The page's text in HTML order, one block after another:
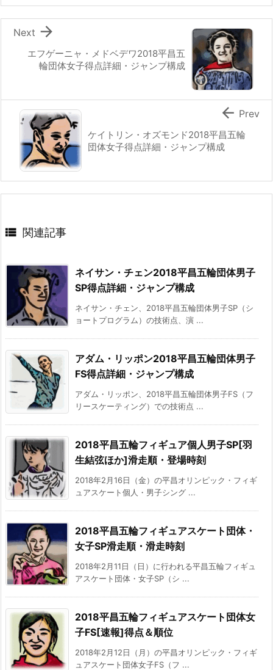
エフゲーニャ・メドベデワ2018平昌五
輪団体女子得点詳細・ジャンプ構成

Next
ケイトリン・オズモンド2018平昌五輪
団体女子得点詳細・ジャンプ構成
 Prev
 関連記事
ネイサン・チェン2018平昌五輪団体男子
SP得点詳細・ジャンプ構成
ネイサン・チェン、2018平昌五輪団体男子SP（シ
ョートプログラム）の技術点、演 ...
アダム・リッポン2018平昌五輪団体男子
FS得点詳細・ジャンプ構成
アダム・リッポン、2018平昌五輪団体男子FS（フ
リースケーティング）での技術点 ...
2018平昌五輪フィギュア個人男子SP[羽
生結弦ほか]滑走順・登場時刻
2018年2月16日（金）の平昌オリンピック・フィギ
ュアスケート個人・男子シング ...
2018平昌五輪フィギュアスケート団体・
女子SP滑走順・滑走時刻
2018年2月11日（日）に行われる平昌五輪フィギュ
アスケート団体・女子SP（シ ...
2018平昌五輪フィギュアスケート団体女
子FS[速報]得点＆順位
2018年2月12日（月）の平昌オリンピック・フィギ
ュアスケート団体女子FS（フ ...